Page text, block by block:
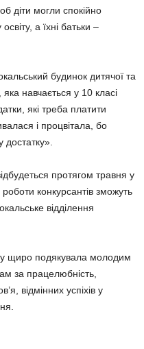
діти могли спокійно
а їхні батьки –
будинок дитячої та
навчається у 10 класі
які треба платити
і процвітала, бо
протягом травня у
конкурсантів зможуть
відділення
щиро подякувала молодим
за працелюбність,
відмінних успіхів у